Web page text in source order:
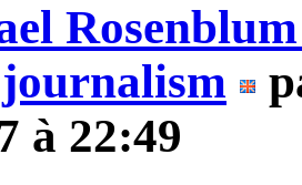
à 22:49